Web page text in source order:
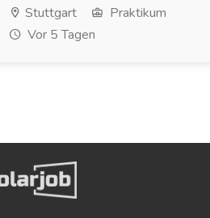
Stuttgart
Praktikum
Vor 5 Tagen